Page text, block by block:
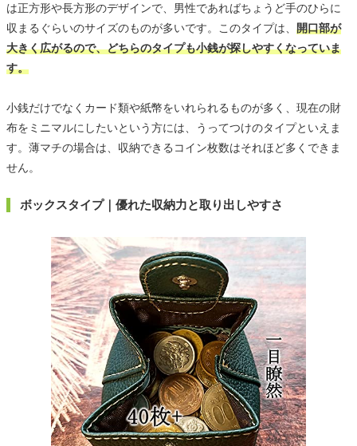
は正方形や長方形のデザインで、男性であればちょうど手のひらに
収まるぐらいのサイズのものが多いです。このタイプは、 開口部が
大きく広がるので、どちらのタイプも小銭が探しやすくなっていま
す。
小銭だけでなくカード類や紙幣をいれられるものが多く、現在の財
布をミニマルにしたいという方には、うってつけのタイプといえま
す。薄マチの場合は、収納できるコイン枚数はそれほど多くできま
せん。
ボックスタイプ｜優れた収納力と取り出しやすさ